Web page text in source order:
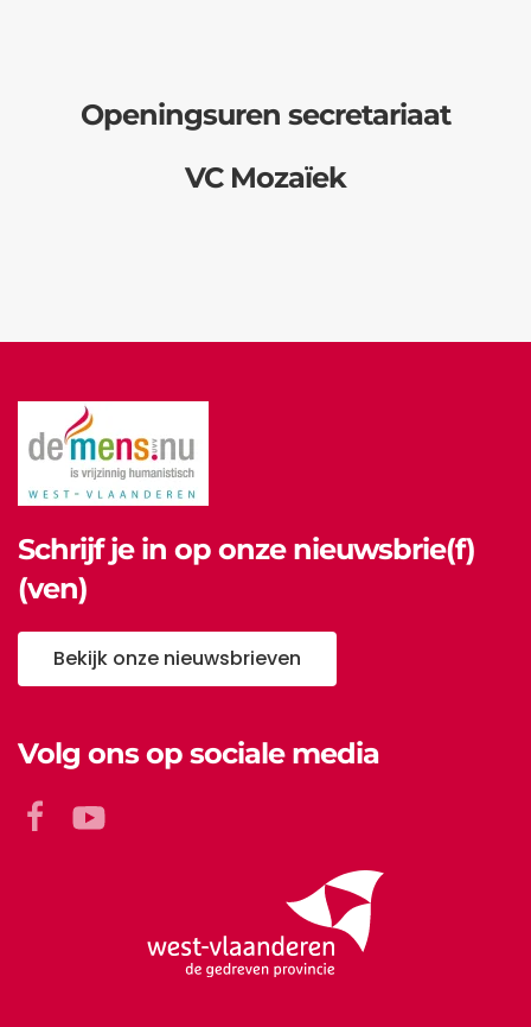
Openingsuren secretariaat
VC Mozaïek
Schrijf je in op onze nieuwsbrie(f)
(ven)
Bekijk onze nieuwsbrieven
Volg ons op sociale media